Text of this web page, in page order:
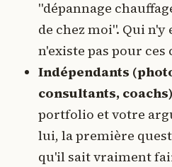
"dépannage
de chez moi". Qui n'y
n'existe pas pour ces
Indépendants
consultants,
portfolio et votre
lui, la première
qu'il sait vraiment